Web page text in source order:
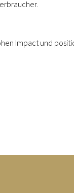
Impact und